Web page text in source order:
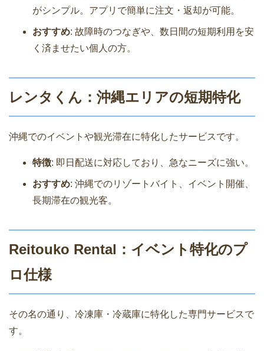
がシンプル。アプリで簡単に注文・返却が可能。
おすすめ: 故障時のつなぎや、数日間の短期利用を安
く済ませたい個人の方。
レンタくん：沖縄エリアの短期特化
沖縄でのイベントや観光滞在に特化したサービスです。
特徴: 即日配送に対応しており、急なニーズに強い。
おすすめ: 沖縄でのリゾートバイト、イベント開催、
長期滞在の観光客。
Reitouko Rental：イベント特化のプ
ロ仕様
その名の通り、冷凍庫・冷蔵庫に特化した専門サービスで
す。